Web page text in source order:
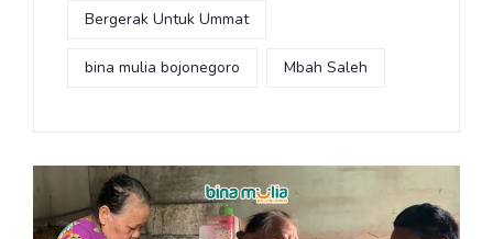
Bergerak Untuk Ummat
bina mulia bojonegoro Mbah Saleh